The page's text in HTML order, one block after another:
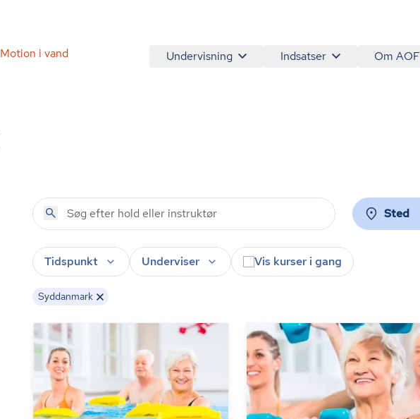
Undervisning Indsatser Om AOF
Motion i vand
Sted
Tidspunkt Underviser Vis kurser i gang
Syddanmark